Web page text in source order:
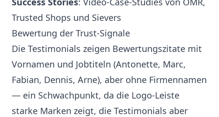
Trusted Shops und Sievers
Bewertung der Trust-Signale
Die Testimonials zeigen Bewertungszitate mit
Vornamen und Jobtiteln (Antonette, Marc,
Fabian, Dennis, Arne), aber ohne Firmennamen
— ein Schwachpunkt, da die Logo-Leiste
starke Marken zeigt, die Testimonials aber